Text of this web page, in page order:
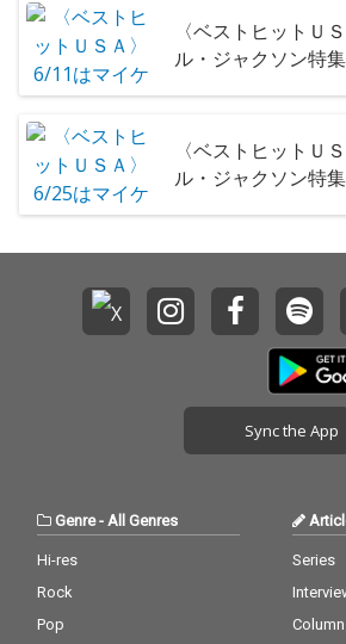
〈ベストヒットＵ
ル・ジャクソン特
〈ベストヒットＵ
ル・ジャクソン特
Sync the App
Genre- All Genres
Hi-res
Rock
Pop
Series
Column